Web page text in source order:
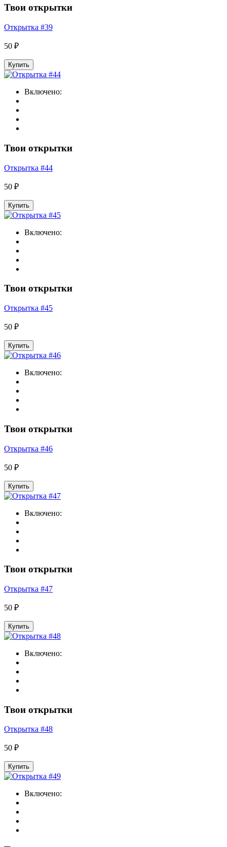
Твои открытки
Открытка #39
50 ₽
Купить
Включено:
Твои открытки
Открытка #44
50 ₽
Купить
Включено:
Твои открытки
Открытка #45
50 ₽
Купить
Включено:
Твои открытки
Открытка #46
50 ₽
Купить
Включено:
Твои открытки
Открытка #47
50 ₽
Купить
Включено:
Твои открытки
Открытка #48
50 ₽
Купить
Включено: